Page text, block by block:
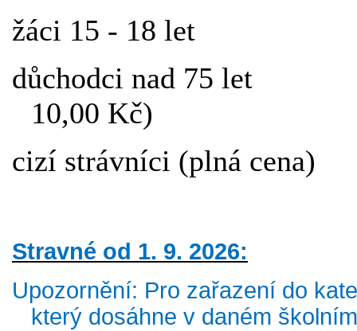
žáci 15 - 18 let
důchodci nad 75 let
10,00 Kč)
cizí strávníci (plná
Stravné od 1. 9. 2026:
Upozornění: Pro zařazení do
který dosáhne v daném